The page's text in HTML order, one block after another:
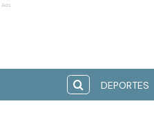
Ads
DEPORTES